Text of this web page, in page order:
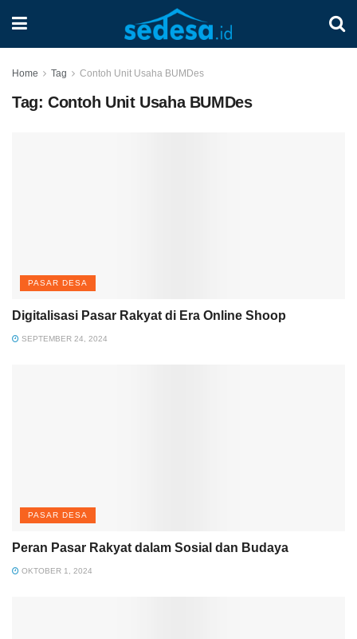
Home Tag Contoh Unit Usaha BUMDes
Tag: Contoh Unit Usaha BUMDes
PASAR DESA
Digitalisasi Pasar Rakyat di Era Online Shoop
SEPTEMBER 24, 2024
PASAR DESA
Peran Pasar Rakyat dalam Sosial dan Budaya
OKTOBER 1, 2024